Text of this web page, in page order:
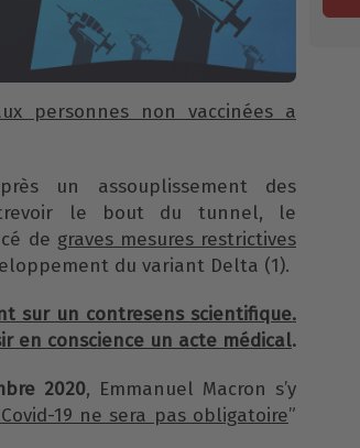
personnes non vaccinées a
un assouplissement des
le bout du tunnel, le
de graves mesures restrictives
du variant Delta (1).
sur un contresens scientifique.
en conscience un acte médical.
2020, Emmanuel Macron s’y
19 ne sera pas obligatoire”